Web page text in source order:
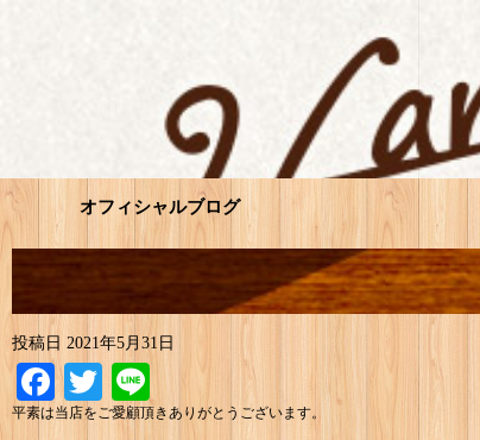
オフィシャルブログ
投稿日 2021年5月31日
Facebook
Twitter
Line
平素は当店をご愛顧頂きありがとうございます。